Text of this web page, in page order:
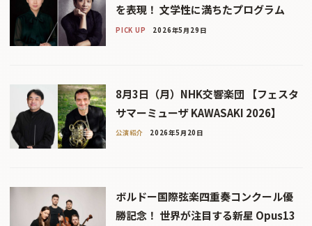
を表現！ 文学性に満ちたプログラム
PICK UP 2026年5月29日
8月3日（月）NHK交響楽団 【フェスタ
サマーミューザ KAWASAKI 2026】
公演紹介 2026年5月20日
ボルドー国際弦楽四重奏コンクール優
勝記念！ 世界が注目する新星 Opus13